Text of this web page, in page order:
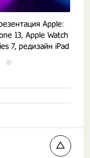
Apple:
13, Apple Watch
7, редизайн iPad